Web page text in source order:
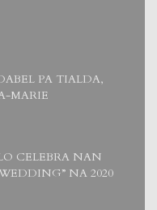
PA TIALDA,
MARIE
CELEBRA NAN
NA 2020